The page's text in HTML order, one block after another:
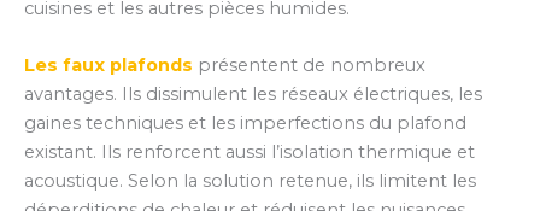
cuisines et les autres pièces humides.
Les faux plafonds présentent de nombreux
avantages. Ils dissimulent les réseaux électriques, les
gaines techniques et les imperfections du plafond
existant. Ils renforcent aussi l’isolation thermique et
acoustique. Selon la solution retenue, ils limitent les